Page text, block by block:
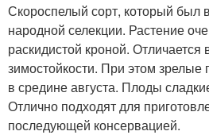
Скороспелый сорт, который был
народной селекции. Растение
раскидистой кроной.
зимостойкости. При этом
в средине августа. Плоды
Отлично подходят для
последующей консервацией.